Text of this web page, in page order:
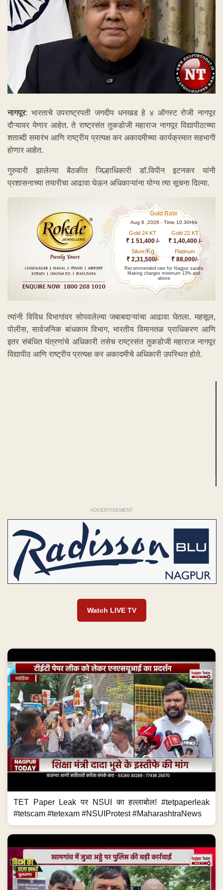
नागपूर: भारताचे उपराष्ट्रपती जगदीप धनखड हे ४ ऑगस्ट रोजी नागपूर
दौऱ्यावर येणार आहेत. ते राष्ट्रसंत तुकडोजी महाराज नागपूर विद्यापीठाच्या
शताब्दी समारंभ आणि राष्ट्रीय प्रत्यक्ष कर अकादमीच्या कार्यक्रमात सहभागी
होणार आहेत.
गुरुवारी झालेल्या बैठकीत जिल्हाधिकारी डॉ.विपीन इटनकर यांनी
प्रशासनाच्या तयारीचा आढावा घेऊन अधिकाऱ्यांना योग्य त्या सूचना दिल्या.
Gold Rate
Aug 8 ,2026 - Time 10.30Hrs
Gold 24 KT
₹ 1 51,400 /-
Gold 22 KT
₹ 1,40,400 /-
Silver/Kg
₹ 2,31,500/-
Platinum
₹ 88,000/-
Recommended rate for Nagpur sarafa
Making charges minimum 13% and
above
त्यांनी विविध विभागांवर सोपवलेल्या जबाबदाऱ्यांचा आढावा घेतला. महसूल,
पोलीस, सार्वजनिक बांधकाम विभाग, भारतीय विमानतळ प्राधिकरण आणि
इतर संबंधित यंत्रणांचे अधिकारी तसेच राष्ट्रसंत तुकडोजी महाराज नागपूर
विद्यापीठ आणि राष्ट्रीय प्रत्यक्ष कर अकादमीचे अधिकारी उपस्थित होते.
ADVERTISEMENT
Watch LIVE TV
TET Paper Leak पर NSUI का हल्लाबोल! #tetpaperleak
#tetscam #tetexam #NSUIProtest #MaharashtraNews